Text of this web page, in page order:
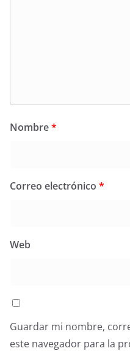
Nombre*
Correo electrónico *
Web
Guardar mi nombre,
este navegador para la